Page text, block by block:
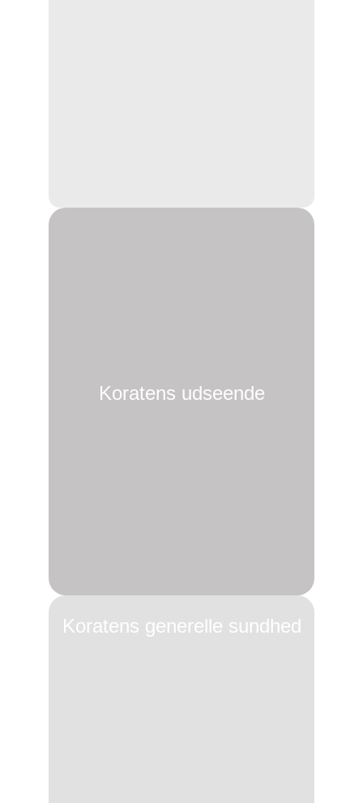
Koratens udseende
Koratens generelle sundhed